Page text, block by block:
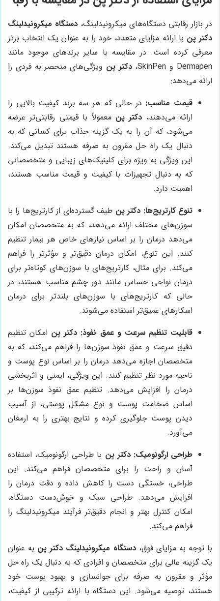
در بازار رقابتی دستگاه‌های میکرونیدلینگ،دستگاه میکرونیدلینگ
دکتر پن با ارائه مزایای متعدد، خود را به عنوان یک انتخاب برتر
معرفی کرده است. در مقایسه با سایر برندهای موجود مانند
Dermapen و SkinPen،
دکتر پن ویژگی‌های منحصر به فردی را
ارائه می‌دهد:
قیمت مناسب: در حالی که هر سه برند کیفیت بالایی را
ارائه می‌دهند، دکتر پن معمولاً با قیمتی رقابتی‌تر عرضه
می‌شود، که آن را به یک گزینه جذاب برای کسانی که به
دنبال یک راه حل مقرون به صرفه هستند تبدیل می‌کند.
این ویژگی به ویژه برای کلینیک‌های زیبایی و متخصصانی
که به دنبال تجهیزات با کیفیت و قیمت مناسب هستند،
اهمیت دارد.
تنوع کارتریج‌ها: دکتر پن طیف گسترده‌ای از کارتریج‌ها را با
سوزن‌های مختلف ارائه می‌دهد، که به متخصصان امکان
می‌دهد درمان را بر اساس نیازهای خاص هر بیمار تنظیم
کنند. این تنوع، امکان درمان دقیق‌تر و مؤثرتر را فراهم
می‌کند. برای مثال، کارتریج‌های با سوزن‌های کوتاه‌تر برای
درمان نواحی حساس مانند دور چشم مناسب هستند، در
حالی که کارتریج‌های با سوزن‌های بلندتر برای درمان
اسکارهای عمیق‌تر استفاده می‌شوند.
قابلیت تنظیم سرعت و عمق نفوذ: دکتر پن امکان تنظیم
دقیق سرعت و عمق نفوذ سوزن‌ها را فراهم می‌کند، که به
متخصصان اجازه می‌دهد درمان را بر اساس نوع پوست و
ناحیه مورد نظر تنظیم کنند. این ویژگی، ایمنی و اثربخشی
درمان را افزایش می‌دهد. تنظیم عمق نفوذ سوزن‌ها بر
اساس ضخامت پوست و نوع مشکل پوستی، از آسیب
دیدن پوست جلوگیری کرده و نتایج بهتری را به ارمغان
می‌آورد.
طراحی ارگونومیک: دکتر پن با طراحی ارگونومیک، استفاده
آسان و راحت را برای متخصصان فراهم می‌کند. این
طراحی، خستگی دست را کاهش داده و دقت درمان را
افزایش می‌دهد. طراحی سبک و خوش‌دست دستگاه،
امکان کنترل بهتر و انجام دقیق‌تر فرآیند میکرونیدلینگ را
فراهم می‌کند.
با توجه به مزایای فوق،دستگاه میکرونیدلینگ دکتر پن به عنوان
یک گزینه عالی برای متخصصان و افرادی که به دنبال یک راه حل
مؤثر و مقرون به صرفه برای جوانسازی و بهبود پوست خود
هستند، توصیه می‌شود. این دستگاه با ارائه ترکیبی از کیفیت،